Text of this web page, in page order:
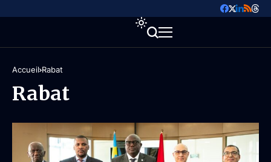
Accueil Rabat
Rabat